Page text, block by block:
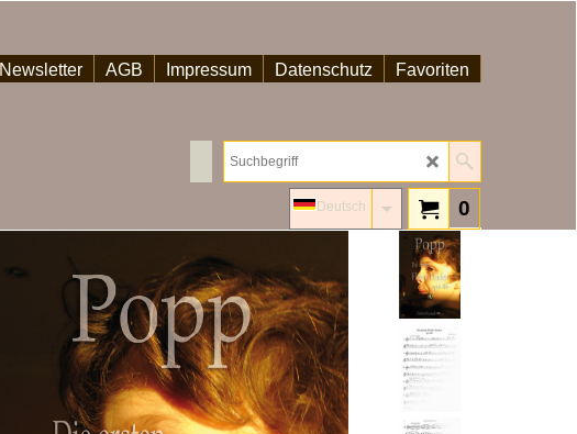
Newsletter AGB Impressum Datenschutz Favoriten
0
Deutsch